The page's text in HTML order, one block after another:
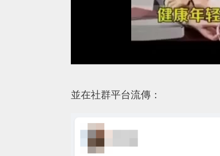
並在社群平台流傳：